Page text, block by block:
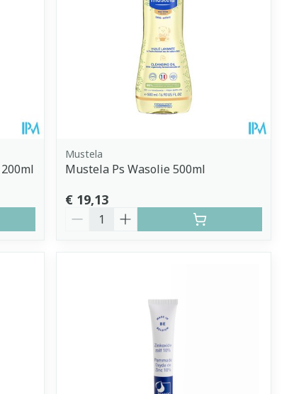
Mustela
Mustela Ps Wasolie 500ml
€ 19,13
Aantal